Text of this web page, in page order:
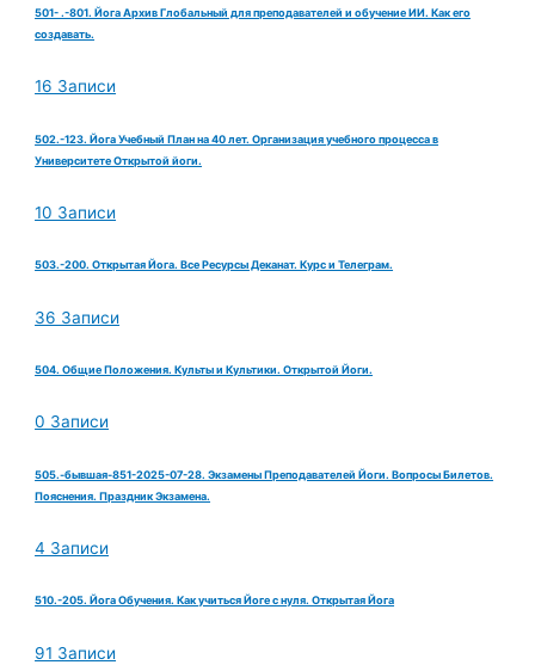
501- .-801. Йога Архив Глобальный для преподавателей и обучение ИИ. Как его
создавать.
16 Записи
502.-123. Йога Учебный План на 40 лет. Организация учебного процесса в
Университете Открытой йоги.
10 Записи
503.-200. Открытая Йога. Все Ресурсы Деканат. Курс и Телеграм.
36 Записи
504. Общие Положения. Культы и Культики. Открытой Йоги.
0 Записи
505.-бывшая-851-2025-07-28. Экзамены Преподавателей Йоги. Вопросы Билетов.
Пояснения. Праздник Экзамена.
4 Записи
510.-205. Йога Обучения. Как учиться Йоге с нуля. Открытая Йога
91 Записи